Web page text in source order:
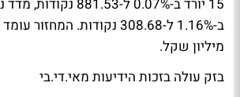
מיליון שקל.
בזק עולה בזכות הידיעות מאי.די.בי